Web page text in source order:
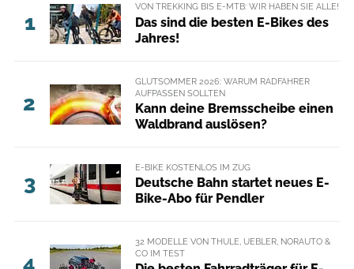
1
VON TREKKING BIS E-MTB: WIR HABEN SIE ALLE!
Das sind die besten E-Bikes des
Jahres!
2
GLUTSOMMER 2026: WARUM RADFAHRER
AUFPASSEN SOLLTEN
Kann deine Bremsscheibe einen
Waldbrand auslösen?
3
E-BIKE KOSTENLOS IM ZUG
Deutsche Bahn startet neues E-
Bike-Abo für Pendler
4
32 MODELLE VON THULE, UEBLER, NORAUTO &
CO IM TEST